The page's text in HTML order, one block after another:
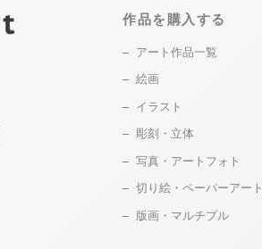
作品を購入する
アート作品一覧
絵画
イラスト
彫刻・立体
写真・アートフォト
切り絵・ペーパーアート
版画・マルチプル